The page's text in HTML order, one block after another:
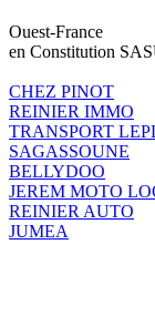
Ouest-France
en Constitution
CHEZ PINOT
REINIER IMMO
TRANSPORT
SAGASSOUNE
BELLYDOO
JEREM MOTO
REINIER AUTO
JUMEA